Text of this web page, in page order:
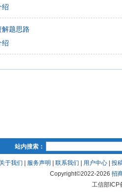
绍
题思路
绍
站内搜索：
关于我们 服务声明 联系我们 用户中心
投
Copyright©2022-2026招
工信部ICP